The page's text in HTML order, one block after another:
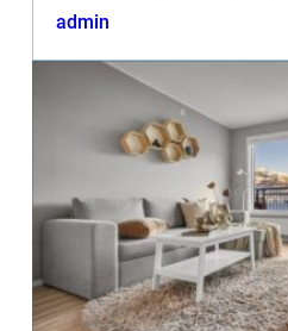
Men genom att planera
admin